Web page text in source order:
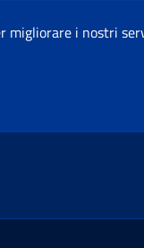
migliorare i nostri